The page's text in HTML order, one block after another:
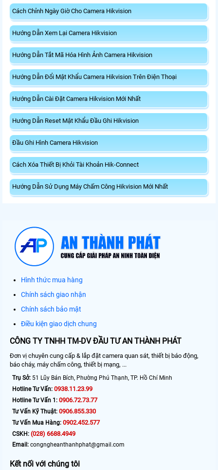
Cách Chỉnh Ngày Giờ Cho Camera Hikvision
Hướng Dẫn Xem Lại Camera Hikvision
Hướng Dẫn Tắt Mã Hóa Hình Ảnh Camera Hikvision
Hướng Dẫn Đổi Mật Khẩu Camera Hikvision Trên Điện Thoại
Hướng Dẫn Cài Đặt Camera Hikvision Mới Nhất
Hướng Dẫn Reset Mật Khẩu Đầu Ghi Hikvision
Đầu Ghi Hình Camera Hikvision
Cách Xóa Thiết Bị Khỏi Tài Khoản Hik-Connect
Hướng Dẫn Sử Dụng Máy Chấm Công Hikvision Mới Nhất
Hình thức mua hàng
Chính sách giao nhận
Chính sách bảo mật
Điều kiện giao dịch chung
CÔNG TY TNHH TM-DV ĐẦU TƯ AN THÀNH PHÁT
Đơn vị chuyên cung cấp & lắp đặt camera quan sát, thiết bị báo động,
báo cháy, máy chấm công, thiết bị mạng, ...
Trụ Sở: 51 Lũy Bán Bích, Phường Phú Thạnh, TP. Hồ Chí Minh
Hotline Tư Vấn: 0938.11.23.99
Hotline Tư Vấn 1: 0906.72.73.77
Tư Vấn Kỹ Thuật: 0906.855.330
Tư Vấn Mua Hàng: 0902.452.577
CSKH: (028) 6688.4949
Email: congngheanthanhphat@gmail.com
Kết nối với chúng tôi